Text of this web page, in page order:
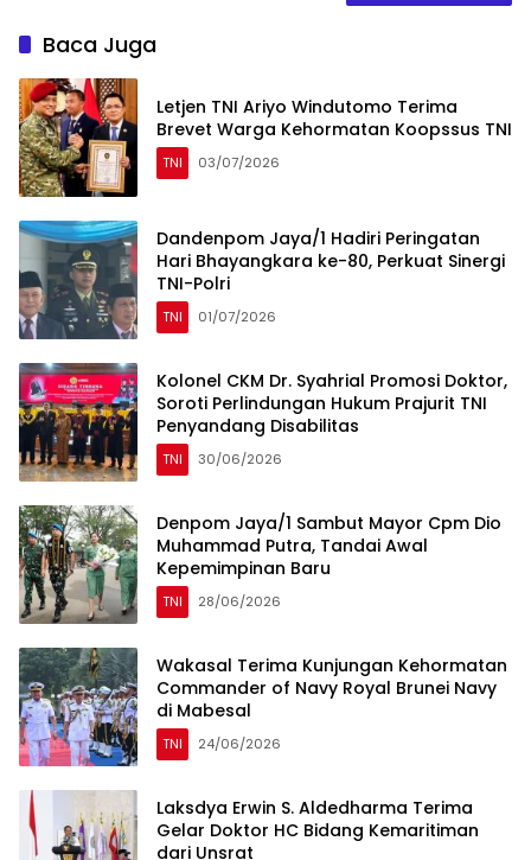
Baca Juga
Letjen TNI Ariyo Windutomo Terima
Brevet Warga Kehormatan Koopssus TNI
TNI 03/07/2026
Dandenpom Jaya/1 Hadiri Peringatan
Hari Bhayangkara ke-80, Perkuat Sinergi
TNI-Polri
TNI 01/07/2026
Kolonel CKM Dr. Syahrial Promosi Doktor,
Soroti Perlindungan Hukum Prajurit TNI
Penyandang Disabilitas
TNI 30/06/2026
Denpom Jaya/1 Sambut Mayor Cpm Dio
Muhammad Putra, Tandai Awal
Kepemimpinan Baru
TNI 28/06/2026
Wakasal Terima Kunjungan Kehormatan
Commander of Navy Royal Brunei Navy
di Mabesal
TNI 24/06/2026
Laksdya Erwin S. Aldedharma Terima
Gelar Doktor HC Bidang Kemaritiman
dari Unsrat